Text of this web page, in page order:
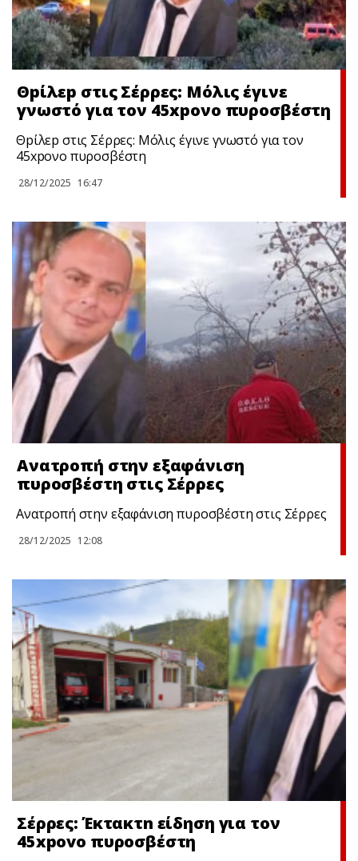
Θpίλεp στις Σέρρες: Μόλις έγινε
γνωστό για τον 45xpονο πυροσβέστη
Θpίλεp στις Σέρρες: Μόλις έγινε γνωστό για τον
45xpονο πυροσβέστη
28/12/2025 16:47
Ανατροπή στην εξαφάνιση
πυροσβέστη στις Σέρρες
Ανατροπή στην εξαφάνιση πυροσβέστη στις Σέρρες
28/12/2025 12:08
Σέρρες: Έκτακτn είδηση για τον
45xpovo πυροσβέστη